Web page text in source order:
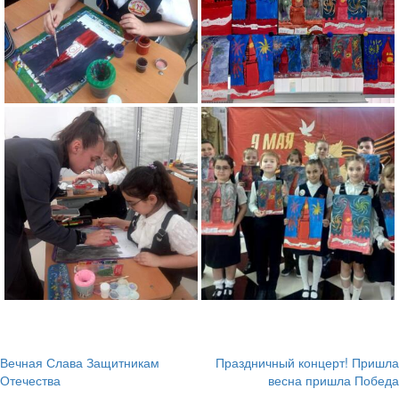
Навигация
Вечная Слава Защитникам
Отечества
Праздничный концерт! Пришла
весна пришла Победа